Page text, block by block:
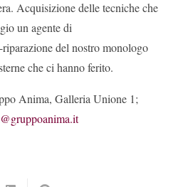
Acquisizione delle tecniche che
un agente di
del nostro monologo
che ci hanno ferito.
Anima, Galleria Unione 1;